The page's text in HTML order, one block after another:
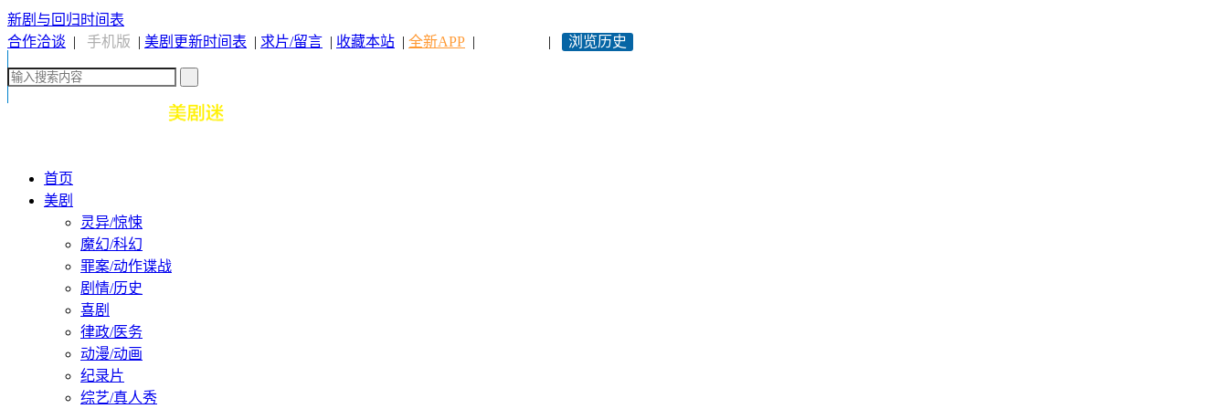
新剧与回归时间表
合作洽谈 | 手机版 | 美剧更新时间表 | 求片/留言 | 收藏本站 | 全新APP | | 浏览历史
首页
美剧
灵异/惊悚
魔幻/科幻
罪案/动作谍战
剧情/历史
喜剧
律政/医务
动漫/动画
纪录片
综艺/真人秀